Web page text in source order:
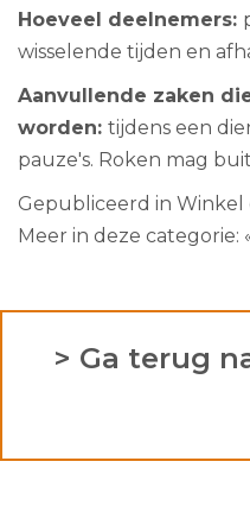
Hoeveel deelnemers:
wisselende tijden en
Aanvullende zaken
worden: tijdens een
pauze's. Roken mag
Gepubliceerd in Winkel
Meer in deze categorie:
> Ga terug